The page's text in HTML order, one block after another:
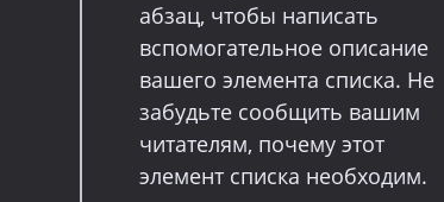
абзац, чтобы написать
вспомогательное описание
вашего элемента списка. Не
забудьте сообщить вашим
читателям, почему этот
элемент списка необходим.